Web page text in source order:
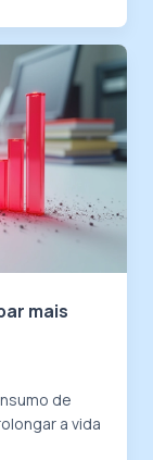
mais
de
a vida